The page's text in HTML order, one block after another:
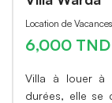
Location de
6,000 TND
Villa à louer à
durées, elle se